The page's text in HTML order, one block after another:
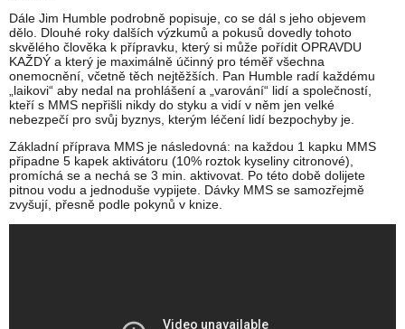
Dále Jim Humble podrobně popisuje, co se dál s jeho objevem
dělo. Dlouhé roky dalších výzkumů a pokusů dovedly tohoto
skvělého člověka k přípravku, který si může pořídit OPRAVDU
KAŽDÝ a který je maximálně účinný pro téměř všechna
onemocnění, včetně těch nejtěžších. Pan Humble radí každému
„laikovi“ aby nedal na prohlášení a „varování“ lidí a společností,
kteří s MMS nepřišli nikdy do styku a vidí v něm jen velké
nebezpečí pro svůj byznys, kterým léčení lidí bezpochyby je.
Základní příprava MMS je následovná: na každou 1 kapku MMS
připadne 5 kapek aktivátoru (10% roztok kyseliny citronové),
promíchá se a nechá se 3 min. aktivovat. Po této době dolijete
pitnou vodu a jednoduše vypijete. Dávky MMS se samozřejmě
zvyšují, přesně podle pokynů v knize.